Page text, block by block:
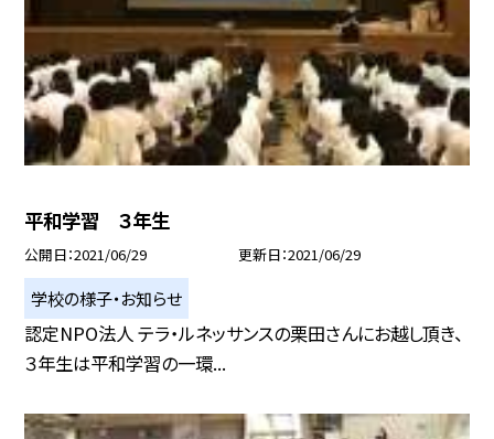
平和学習 ３年生
公開日 2021/06/29 更新日 2021/06/29
学校の様子・お知らせ
認定NPO法人 テラ・ルネッサンスの栗田さんにお越し頂き、
３年生は平和学習の一環...